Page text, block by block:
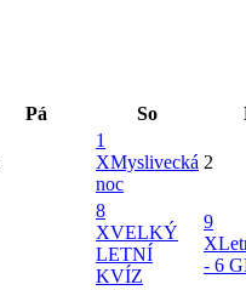
Pá So
1
XMyslivecká
noc
2
8
XVELKÝ
LETNÍ
KVÍZ
9
X
- 6